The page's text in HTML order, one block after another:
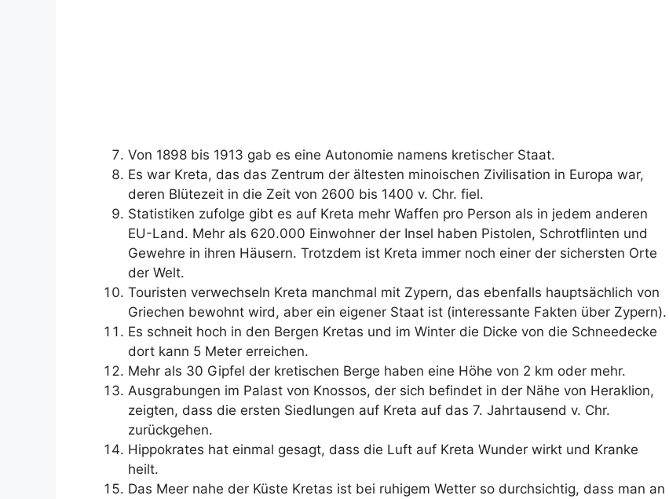
Von 1898 bis 1913 gab es eine Autonomie namens kretischer Staat.
Es war Kreta, das das Zentrum der ältesten minoischen Zivilisation in Europa war,
deren Blütezeit in die Zeit von 2600 bis 1400 v. Chr. fiel.
Statistiken zufolge gibt es auf Kreta mehr Waffen pro Person als in jedem anderen
EU-Land. Mehr als 620.000 Einwohner der Insel haben Pistolen, Schrotflinten und
Gewehre in ihren Häusern. Trotzdem ist Kreta immer noch einer der sichersten Orte
der Welt.
Touristen verwechseln Kreta manchmal mit Zypern, das ebenfalls hauptsächlich von
Griechen bewohnt wird, aber ein eigener Staat ist (interessante Fakten über Zypern).
Es schneit hoch in den Bergen Kretas und im Winter die Dicke von die Schneedecke
dort kann 5 Meter erreichen.
Mehr als 30 Gipfel der kretischen Berge haben eine Höhe von 2 km oder mehr.
Ausgrabungen im Palast von Knossos, der sich befindet in der Nähe von Heraklion,
zeigten, dass die ersten Siedlungen auf Kreta auf das 7. Jahrtausend v. Chr.
zurückgehen.
Hippokrates hat einmal gesagt, dass die Luft auf Kreta Wunder wirkt und Kranke
heilt.
Das Meer nahe der Küste Kretas ist bei ruhigem Wetter so durchsichtig, dass man an